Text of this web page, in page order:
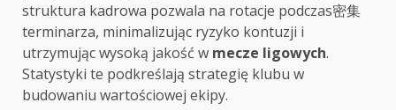
struktura kadrowa pozwala na rotacje podczas密集
terminarza, minimalizując ryzyko kontuzji i
utrzymując wysoką jakość w mecze ligowych.
Statystyki te podkreślają strategię klubu w
budowaniu wartościowej ekipy.